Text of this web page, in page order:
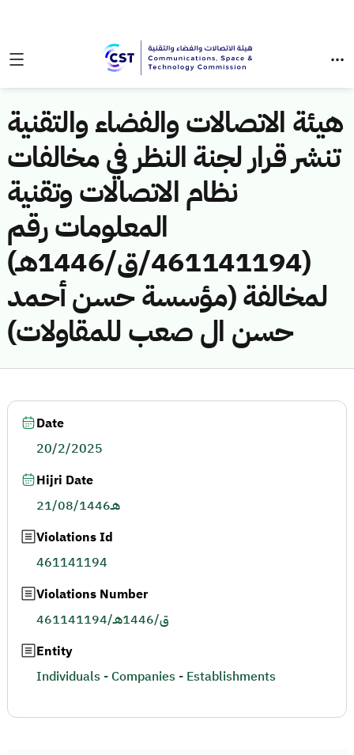
هيئة الاتصالات والفضاء والتقنية
تنشر قرار لجنة النظر في مخالفات
نظام الاتصالات وتقنية
المعلومات رقم
(461141194/ق/1446هـ)
لمخالفة (مؤسسة حسن أحمد
حسن ال صعب للمقاولات)
Date
20/2/2025
Hijri Date
21/08/1446هـ
Violations Id
461141194
Violations Number
461141194/ق/1446هـ
Entity
Individuals - Companies - Establishments